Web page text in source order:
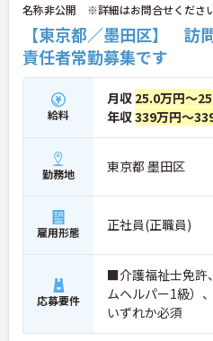
名称非公開 ※詳細はお問合せくださ
【東京都／墨田区】 訪
責任者常勤募集です
給料
月収 25.0万円～
年収339万円～
勤務地 東京都 墨田区
雇用形態 正社員(正職員)
応募要件
■介護福祉士免許
ムヘルパー1級）
いずれか必須